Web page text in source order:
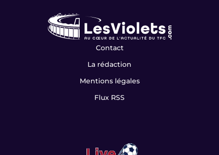
Contact
La rédaction
Mentions légales
Flux RSS